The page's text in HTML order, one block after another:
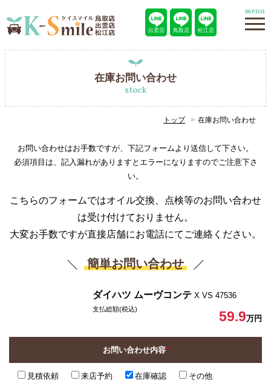
出雲店 鳥取店 松江店
menu
在庫お問い合わせ
stock
トップ 在庫お問い合わせ
お問い合わせはお手数ですが、下記フォームより送信して下さい。
必須項目は、記入漏れがありますとエラーになりますのでご注意下さ
い。
こちらのフォームではオイル交換、点検等のお問い合わせ
は受け付けておりません。
大変お手数ですが直接店舗にお電話にてご連絡ください。
簡単お問い合わせ
ダイハツ ムーヴコンテ X VS 47536
支払総額(税込) 59.9万円
お問い合わせ内容*
見積依頼 来店予約 在庫確認 その他